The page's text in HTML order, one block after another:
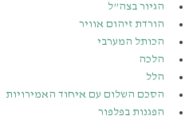
הגיור בצה”ל
הורדת זיהום אוויר
הכותל המערבי
הלכה
הלל
הסכם השלום עם איחוד האמירויות
הפגנות בפלפור